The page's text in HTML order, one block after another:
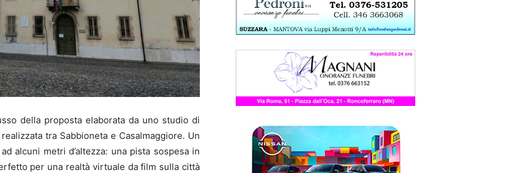
della proposta elaborata da uno studio di
tra Sabbioneta e Casalmaggiore. Un
alcuni metri d’altezza: una pista sospesa in
per una realtà virtuale da film sulla città